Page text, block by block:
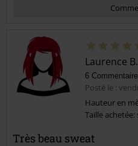
Envoyer le commentaire
Laurence B.
6
Posté le :
Hauteur en
Taille achetée:
Très beau sweat